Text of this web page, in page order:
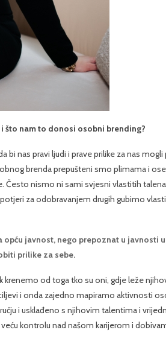
što nam to donosi osobni brending?
nas pravi ljudi i prave prilike za nas mogli
brenda prepušteni smo plimama i
nismo ni sami svjesni vlastitih
za odobravanjem drugih gubimo
javnost, nego prepoznat u javnosti
prilike za sebe.
krenemo od toga tko su oni, gdje leže
i onda zajedno mapiramo aktivnosti
i usklađeno s njihovim talentima i
kontrolu nad našom karijerom i